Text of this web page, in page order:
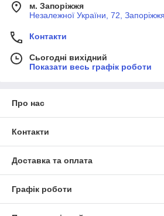
м. Запоріжжя
Незалежної України, 72,
Контакти
Сьогодні вихідний
Показати весь графік роботи
Про нас
Контакти
Доставка та оплата
Графік роботи